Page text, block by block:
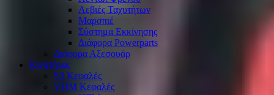
Λεβιές Ταχυτήτων
Μαρσπιέ
Σύστημα Εκκίνησης
Διάφορα Powerparts
Διάφορα Αξεσουάρ
Κινητήρας
S3 Κεφαλές
VHM Κεφαλές